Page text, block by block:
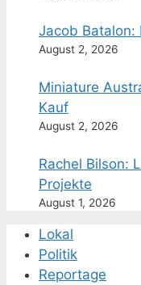
Jacob Batalon:
August 2, 2026
Miniature
Kauf
August 2, 2026
Rachel Bilson:
Projekte
August 1, 2026
Lokal
Politik
Reportage